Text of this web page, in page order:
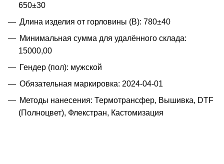
650±30
Длина изделия от горловины (B): 780±40
Минимальная сумма для удалённого склада:
15000,00
Гендер (пол): мужской
Обязательная маркировка: 2024-04-01
Методы нанесения: Термотрансфер, Вышивка, DTF
(Полноцвет), Флекстран, Кастомизация